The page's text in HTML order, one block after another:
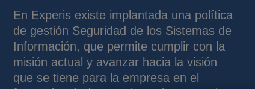
En Experis existe implantada una política
de gestión Seguridad de los Sistemas de
Información, que permite cumplir con la
misión actual y avanzar hacia la visión
que se tiene para la empresa en el